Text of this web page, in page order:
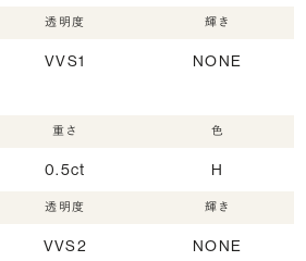
透明度
VVS1
輝き
NONE
重さ
0.5ct
色
H
透明度
VVS2
輝き
NONE